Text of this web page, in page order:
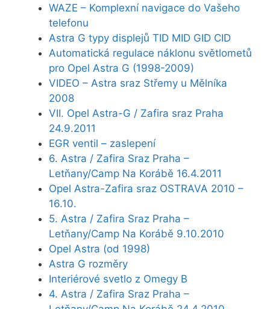
WAZE – Komplexní navigace do Vašeho
telefonu
Astra G typy displejů TID MID GID CID
Automatická regulace náklonu světlometů
pro Opel Astra G (1998-2009)
VIDEO – Astra sraz Střemy u Mělníka
2008
VII. Opel Astra-G / Zafira sraz Praha
24.9.2011
EGR ventil – zaslepení
6. Astra / Zafira Sraz Praha –
Letňany/Camp Na Korábě 16.4.2011
Opel Astra-Zafira sraz OSTRAVA 2010 –
16.10.
5. Astra / Zafira Sraz Praha –
Letňany/Camp Na Korábě 9.10.2010
Opel Astra (od 1998)
Astra G rozměry
Interiérové svetlo z Omegy B
4. Astra / Zafira Sraz Praha –